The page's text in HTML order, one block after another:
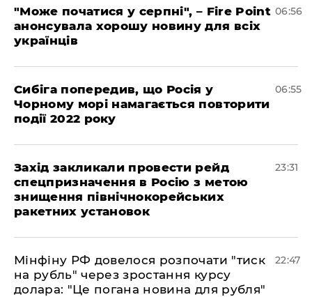
"Може початися у серпні", – Fire Point
анонсувала хорошу новину для всіх
українців
06:56
Сибіга попередив, що Росія у
Чорному морі намагається повторити
події 2022 року
06:55
​Захід закликали провести рейд
спецпризначення в Росію з метою
знищення північнокорейських
ракетних установок
23:31
​Мінфіну РФ довелося розпочати "тиск
на рубль" через зростання курсу
долара: "Це погана новина для рубля"
22:47